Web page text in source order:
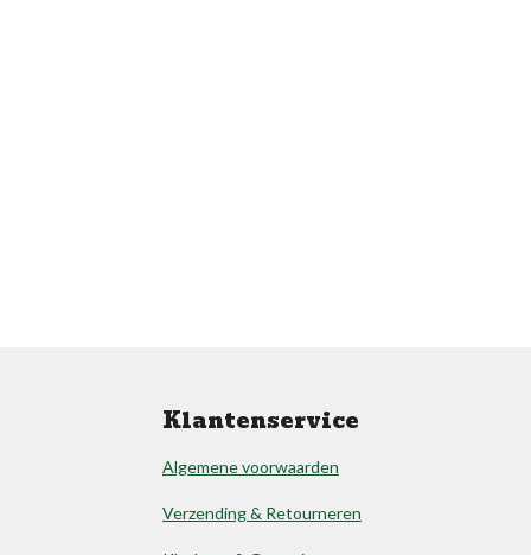
Klantenservice
Algemene voorwaarden
Verzending & Retourneren